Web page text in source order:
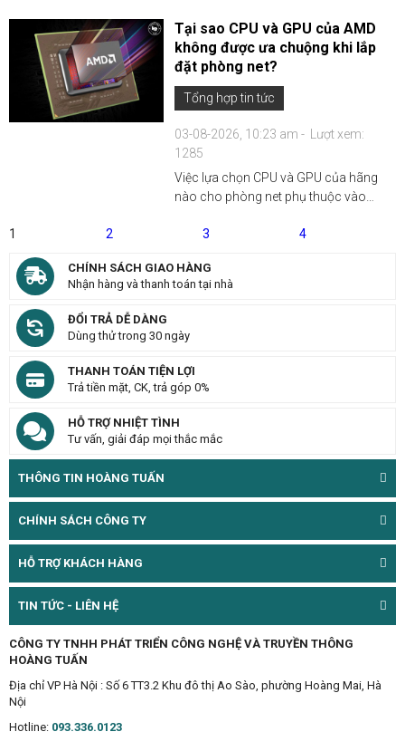
tăng sự hài lòng của khách hàng, và tối
ưu hóa hiệu quả kinh tế cho chủ đầu
tư...
Tại sao CPU và GPU của AMD
không được ưa chuộng khi lắp
đặt phòng net?
Tổng hợp tin tức
03-08-2026, 10:23 am -
Lượt xem:
1285
Việc lựa chọn CPU và GPU của hãng
nào cho phòng net phụ thuộc vào
cậy, hỗ trợ kỹ thuật, và chi phí. Mặc dù
giá thành hợp lý,...
1 2 3 4
CHÍNH SÁCH GIAO HÀNG
Nhận hàng và thanh toán tại nhà
ĐỔI TRẢ DỄ DÀNG
Dùng thử trong 30 ngày
THANH TOÁN TIỆN LỢI
Trả tiền mặt, CK, trả góp 0%
HỖ TRỢ NHIỆT TÌNH
Tư vấn, giải đáp mọi thắc mắc
THÔNG TIN HOÀNG TUẤN
CHÍNH SÁCH CÔNG TY
HỖ TRỢ KHÁCH HÀNG
TIN TỨC - LIÊN HỆ
CÔNG TY TNHH PHÁT TRIỂN CÔNG NGHỆ VÀ TRUYỀN THÔNG
HOÀNG TUẤN
Địa chỉ VP Hà Nội : Số 6 TT3.2 Khu đô thị Ao Sào, phường Hoàng Mai, Hà
Nội
Hotline: 093.336.0123